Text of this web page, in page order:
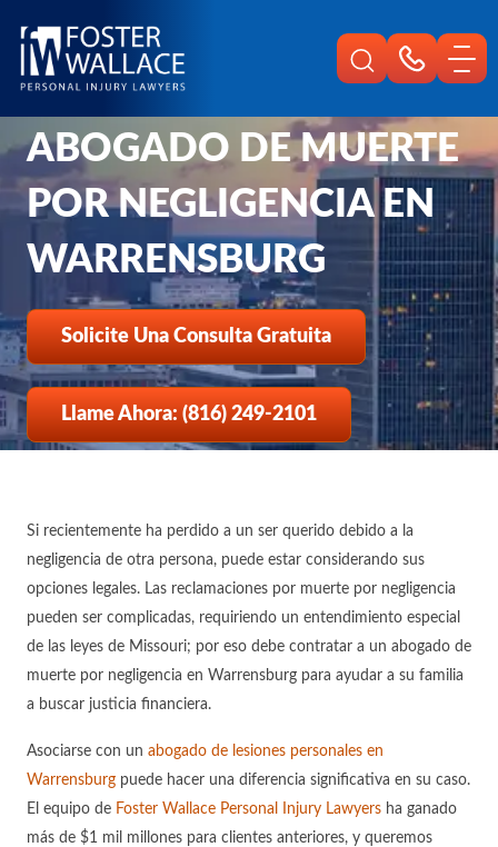
Lesiones Personales De Warrensburg
ABOGADO DE MUERTE
POR NEGLIGENCIA EN
WARRENSBURG
Solicite Una Consulta Gratuita
Llame Ahora: (816) 249-2101
Si recientemente ha perdido a un ser querido debido a la
negligencia de otra persona, puede estar considerando sus
opciones legales. Las reclamaciones por muerte por negligencia
pueden ser complicadas, requiriendo un entendimiento especial
de las leyes de Missouri; por eso debe contratar a un abogado de
muerte por negligencia en Warrensburg para ayudar a su familia
a buscar justicia financiera.
Asociarse con un abogado de lesiones personales en
Warrensburg puede hacer una diferencia significativa en su caso.
El equipo de Foster Wallace Personal Injury Lawyers ha ganado
más de $1 mil millones para clientes anteriores, y queremos